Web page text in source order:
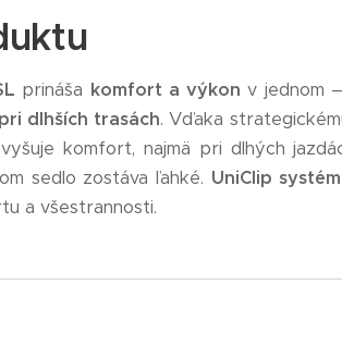
prináša komfort a výkon v jednom
dlhších trasách. Vďaka
komfort, najmä pri dlhých
sedlo zostáva ľahké. UniClip systém
a všestrannosti.